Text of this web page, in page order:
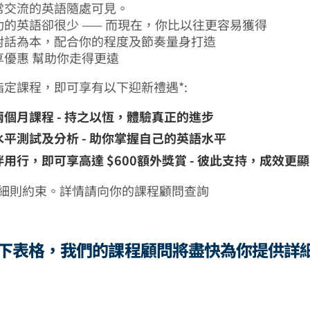
流的英語隨處可見。
的英語卻很少 —— 而現在，你比以往更容易獲得
為本，配合你的程度及節奏量身打造
惠 幫助你走得更遠
課程，即可享有以下迎新禮遇*:
月課程 - 持之以恆，體驗真正的進步
測試及分析 - 助你掌握自己的英語水平
行，即可享高達 $600額外獎賞 - 彼此支持，成效更
則約束。詳情請向你的課程顧問查詢
表格，我們的課程顧問將盡快為你提供詳